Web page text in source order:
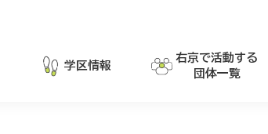
学区情報
右京で活動する
団体一覧